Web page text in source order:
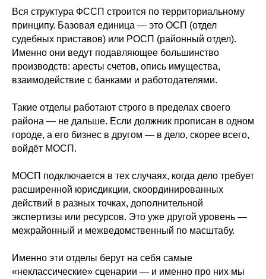
Вся структура ФССП строится по территориальному
принципу. Базовая единица — это ОСП (отдел
судебных приставов) или РОСП (районный отдел).
Именно они ведут подавляющее большинство
производств: аресты счетов, опись имущества,
взаимодействие с банками и работодателями.
Такие отделы работают строго в пределах своего
района — не дальше. Если должник прописан в одном
городе, а его бизнес в другом — в дело, скорее всего,
войдёт МОСП.
МОСП подключается в тех случаях, когда дело требует
расширенной юрисдикции, скоординированных
действий в разных точках, дополнительной
экспертизы или ресурсов. Это уже другой уровень —
межрайонный и межведомственный по масштабу.
Именно эти отделы берут на себя самые
«неклассические» сценарии — и именно про них мы